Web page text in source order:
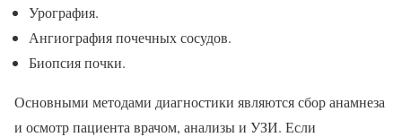
Урография.
Ангиография почечных сосудов.
Биопсия почки.
Основными методами диагностики являются сбор анамнеза
и осмотр пациента врачом, анализы и УЗИ. Если